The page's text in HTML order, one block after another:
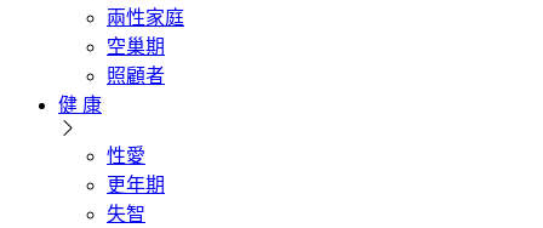
兩性家庭
空巢期
照顧者
健 康
性愛
更年期
失智